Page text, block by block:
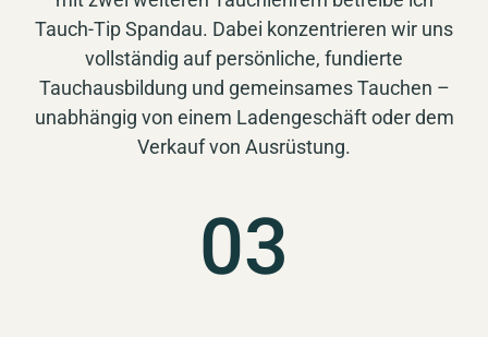
Tauch-Tip Spandau. Dabei konzentrieren wir uns
vollständig auf persönliche, fundierte
Tauchausbildung und gemeinsames Tauchen –
unabhängig von einem Ladengeschäft oder dem
Verkauf von Ausrüstung.
03